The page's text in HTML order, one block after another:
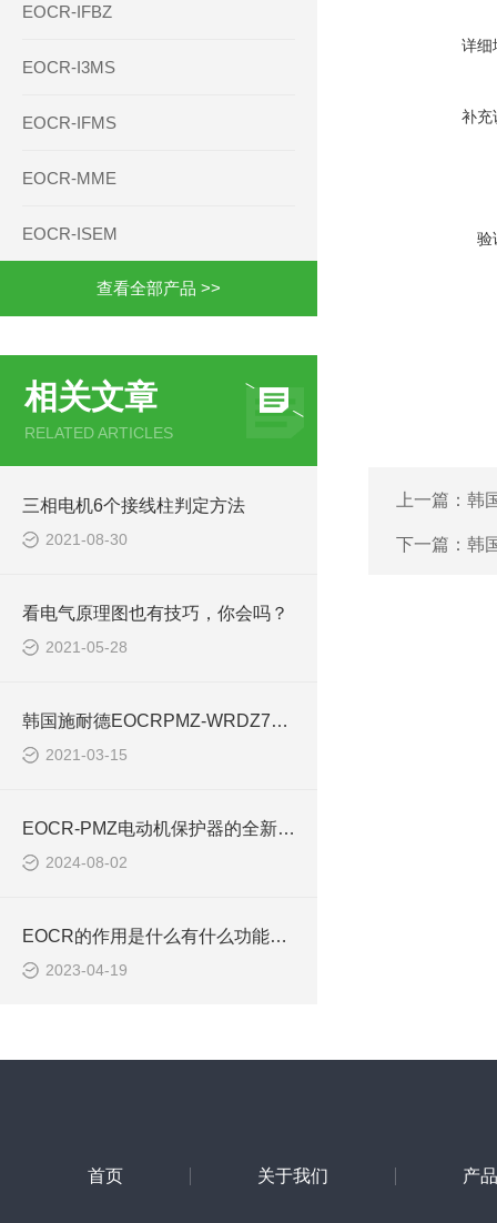
EOCR-IFBZ
EOCR-I3MS
EOCR-IFMS
EOCR-MME
EOCR-ISEM
查看全部产品 >>
相关文章
RELATED ARTICLES
三相电机6个接线柱判定方法
2021-08-30
看电气原理图也有技巧，你会吗？
2021-05-28
韩国施耐德EOCRPMZ-WRDZ7W电动机保护继电器技术规范
2021-03-15
EOCR-PMZ电动机保护器的全新升级款简介
2024-08-02
EOCR的作用是什么有什么功能EOCR-PMZ PFZ
2023-04-19
详细
补充
验
上一篇： 韩
下一篇： 韩
首页 关于我们 产